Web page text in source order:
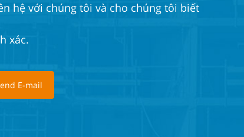
hệ với chúng tôi và cho chúng tôi biết
xác.